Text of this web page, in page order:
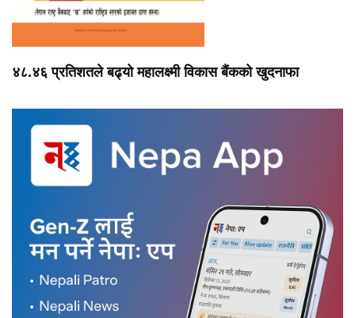
४८.४६ प्रतिशतले बढ्यो महालक्ष्मी विकास बैंकको खुदनाफा